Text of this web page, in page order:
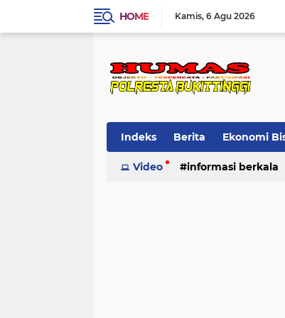
HOME Kamis 6 Agu 2026
Indeks Berita Ekonomi
Standard Operasional Prosedur
Video informasi berkala